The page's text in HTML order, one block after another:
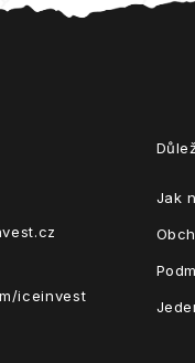
iceinvest
Jak